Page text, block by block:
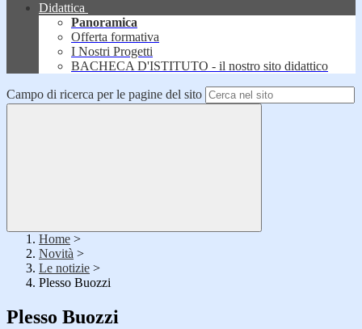
Didattica
Panoramica
Offerta formativa
I Nostri Progetti
BACHECA D'ISTITUTO - il nostro sito didattico
Campo di ricerca per le pagine del sito
Home >
Novità >
Le notizie >
Plesso Buozzi
Plesso Buozzi